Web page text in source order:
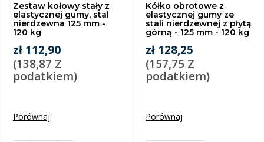
Zestaw kołowy stały z
elastycznej gumy, stal
nierdzewna 125 mm -
120 kg
zł 112,90
(138,87 Z
podatkiem)
Porównaj
Kółko obrotowe z
elastycznej gumy ze
stali nierdzewnej z płytą
górną - 125 mm - 120 kg
zł 128,25
(157,75 Z
podatkiem)
Porównaj